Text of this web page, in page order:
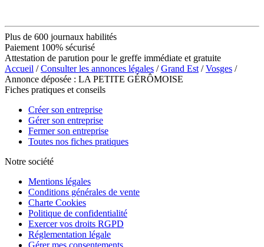
Plus de 600 journaux habilités
Paiement 100% sécurisé
Attestation de parution pour le greffe immédiate et gratuite
Accueil /Consulter les annonces légales /Grand Est /Vosges /
Annonce déposée : LA PETITE GÉRÔMOISE
Fiches pratiques et conseils
Créer son entreprise
Gérer son entreprise
Fermer son entreprise
Toutes nos fiches pratiques
Notre société
Mentions légales
Conditions générales de vente
Charte Cookies
Politique de confidentialité
Exercer vos droits RGPD
Réglementation légale
Gérer mes consentements